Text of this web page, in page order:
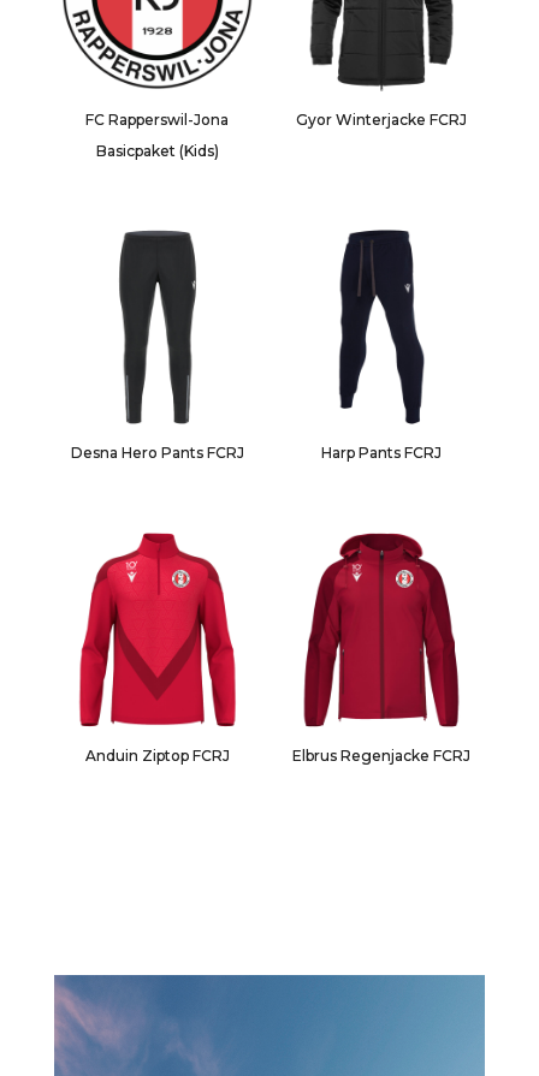
FC Rapperswil-Jona
Basicpaket (Kids)
Gyor Winterjacke FCRJ
Desna Hero Pants FCRJ Harp Pants FCRJ
Anduin Ziptop FCRJ Elbrus Regenjacke FCRJ